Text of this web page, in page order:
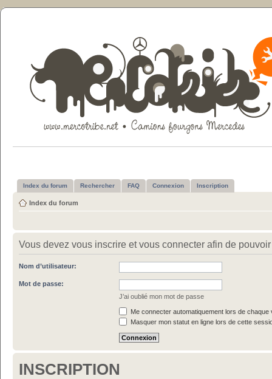
Index du forum Rechercher FAQ Connexion Inscription
Index du forum
Vous devez vous inscrire et vous connecter afin de
Nom d’utilisateur:
Mot de passe:
J’ai oublié mon mot de passe
Me connecter automatiquement lors de chaque
Masquer mon statut en ligne lors de cette
INSCRIPTION